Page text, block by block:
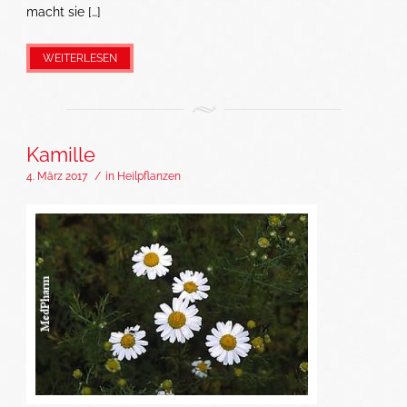
macht sie […]
WEITERLESEN
Kamille
4. März 2017 / in Heilpflanzen